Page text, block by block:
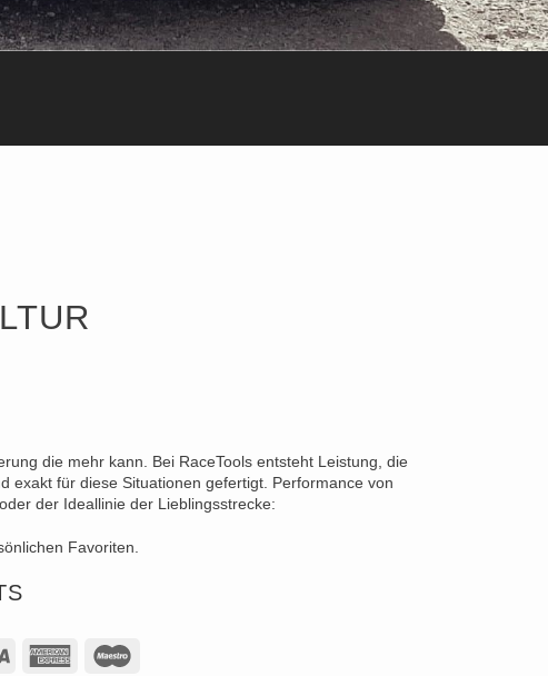
die mehr kann. Bei RaceTools entsteht Leistung, die
exakt für diese Situationen gefertigt. Performance von
der Ideallinie der Lieblingsstrecke:
Favoriten.
Visa
American